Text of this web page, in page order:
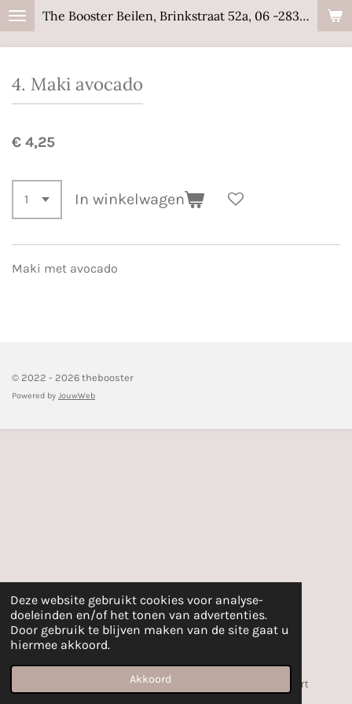
Deze website gebruikt cookies voor analyse-
doeleinden en/of het tonen van advertenties.
Door gebruik te blijven maken van de site gaat u
hiermee akkoord.
Akkoord
Ga
de
hoofdinhoud
The Booster Beilen, Brinkstraat 52a, 06 -28358441
4. Maki avocado
€ 4,25
In winkelwagen
Maki met avocado
© 2022 - 2026 thebooster
Powered by JouwWeb
Telefoonnummer Kaart